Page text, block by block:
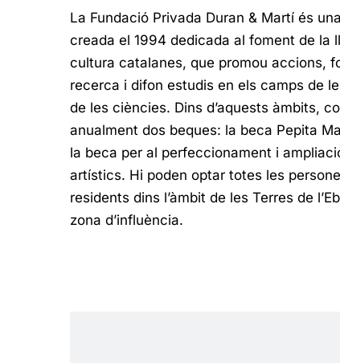
La Fundació Privada Duran & Martí és
creada el 1994 dedicada al foment de la
cultura catalanes, que promou accions,
recerca i difon estudis en els camps de
de les ciències. Dins d’aquests àmbits,
anualment dos beques: la beca Pepita
la beca per al perfeccionament i
artístics. Hi poden optar totes les
residents dins l’àmbit de les Terres de
zona d’influència.